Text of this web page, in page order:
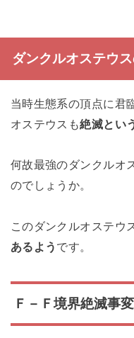
ダンクルオステウ
当時生態系の頂点に君
オステウスも絶滅とい
何故最強のダンクルオ
のでしょうか。
このダンクルオステウ
あるよう です。
Ｆ－Ｆ境界絶滅事変